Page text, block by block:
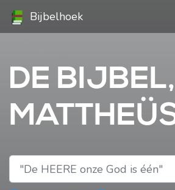
Bijbelhoek
DE BIJBEL,